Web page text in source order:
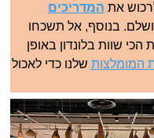
את המדריכים
בנוסף, אל תשכחו
הכי שוות בלונדון באופן
המומלצות שלנו כדי לאכול